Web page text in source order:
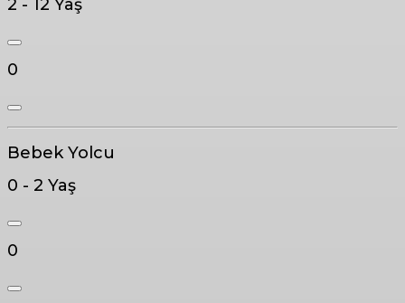
2 - 12 Yaş
0
Bebek Yolcu
0 - 2 Yaş
0